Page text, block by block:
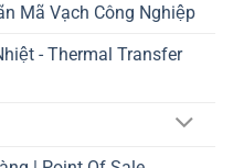
Mã Vạch Công Nghiệp
- Thermal Transfer